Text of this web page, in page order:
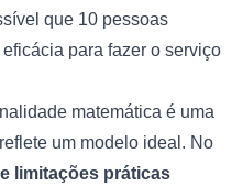
que 10 pessoas
para fazer o serviço
matemática é uma
um modelo ideal. No
limitações práticas